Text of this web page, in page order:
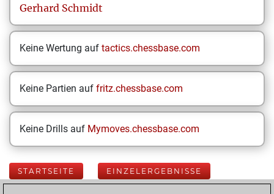
Gerhard Schmidt
Keine Wertung auf tactics.chessbase.com
Keine Partien auf fritz.chessbase.com
Keine Drills auf Mymoves.chessbase.com
STARTSEITE EINZELERGEBNISSE